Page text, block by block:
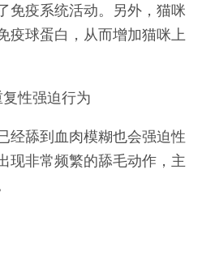
免疫系统活动。另外，猫咪
疫球蛋白，从而增加猫咪上
性强迫行为
经舔到血肉模糊也会强迫性
现非常频繁的舔毛动作，主